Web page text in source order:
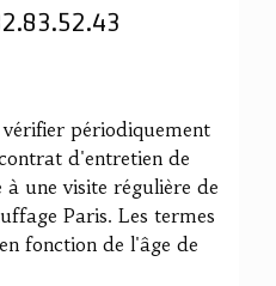
périodiquement
d'entretien de
à une visite régulière de
Paris. Les termes
fonction de l'âge de